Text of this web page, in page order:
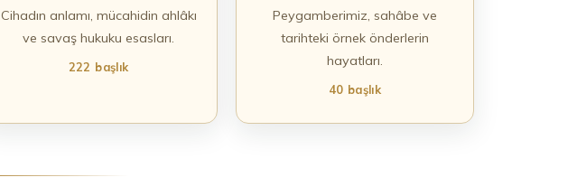
Cihadın anlamı, mücahidin ahlâkı
ve savaş hukuku esasları.
222 başlık
Peygamberimiz, sahâbe ve
tarihteki örnek önderlerin
hayatları.
40 başlık